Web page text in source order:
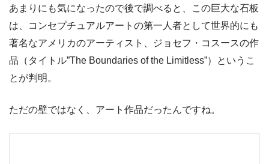
あまりにも気になったので後で調べると、この巨大な石板
は、コンセプチュアルアートの第一人者として世界的にも
著名なアメリカのアーティスト、ジョセフ・コスースの作
品（タイトル”The Boundaries of the Limitless”）というこ
とが判明。
ただの壁ではなく、アート作品だったんですね。